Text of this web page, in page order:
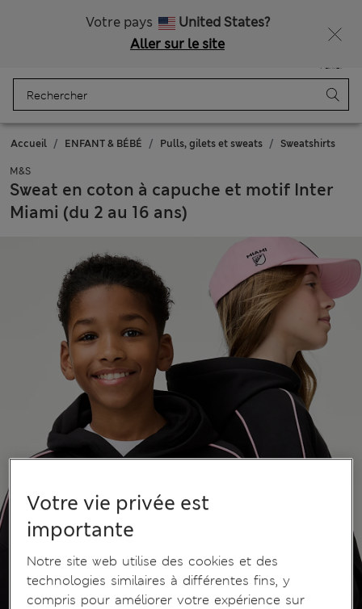
Votre pays
United States?
Aller sur le site
Panier
Accueil ENFANT & BÉBÉ Pulls, gilets et sweats Sweatshirts
M&S
Sweat en coton à capuche et motif Inter
Miami (du 2 au 16 ans)
Votre vie privée est
importante
Notre site web utilise des cookies et des
technologies similaires à différentes fins, y
compris pour améliorer votre expérience sur